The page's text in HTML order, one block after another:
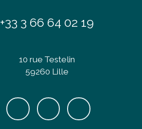
+33 3 66 64 02 19
10 rue Testelin
59260 Lille